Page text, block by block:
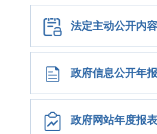
法定主动公开内容
政府信息公开年报
政府网站年度报表